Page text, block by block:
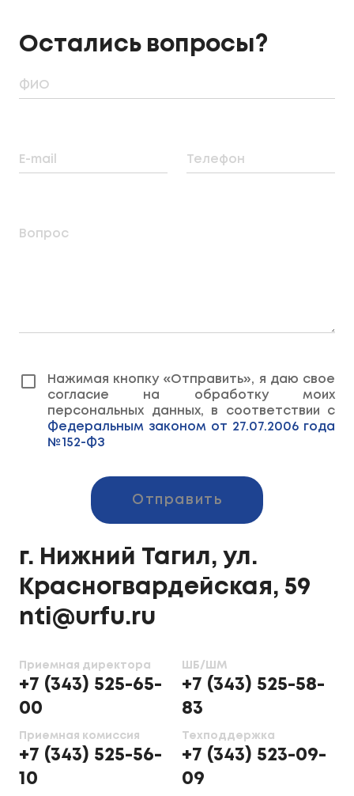
г. Нижний Тагил, ул.
Красногвардейская, 59
nti@urfu.ru
Приемная директора
+7 (343) 525-65-
00
Приемная комиссия
+7 (343) 525-56-
10
ШБ/ШМ
+7 (343) 525-58-
83
Техподдержка
+7 (343) 523-09-
09
Остались вопросы?
ФИО
E-mail Телефон
Вопрос
Нажимая кнопку «Отправить», я даю свое
согласие на обработку моих
персональных данных, в соответствии с
Федеральным законом от 27.07.2006 года
№152-ФЗ
Отправить